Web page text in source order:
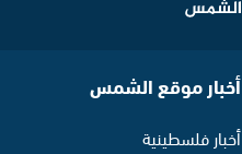
أخبار موقع الشمس
أخبار فلسطينية